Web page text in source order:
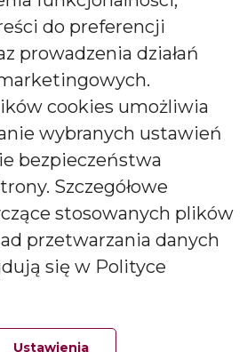
świec i dyfuzorów Bartek
do preferencji
prowadzenia działań
cookies umożliwia
wybranych ustawień
bezpieczeństwa
Szczegółowe
stosowanych plików
przetwarzania danych
się w Polityce
Ustawienia